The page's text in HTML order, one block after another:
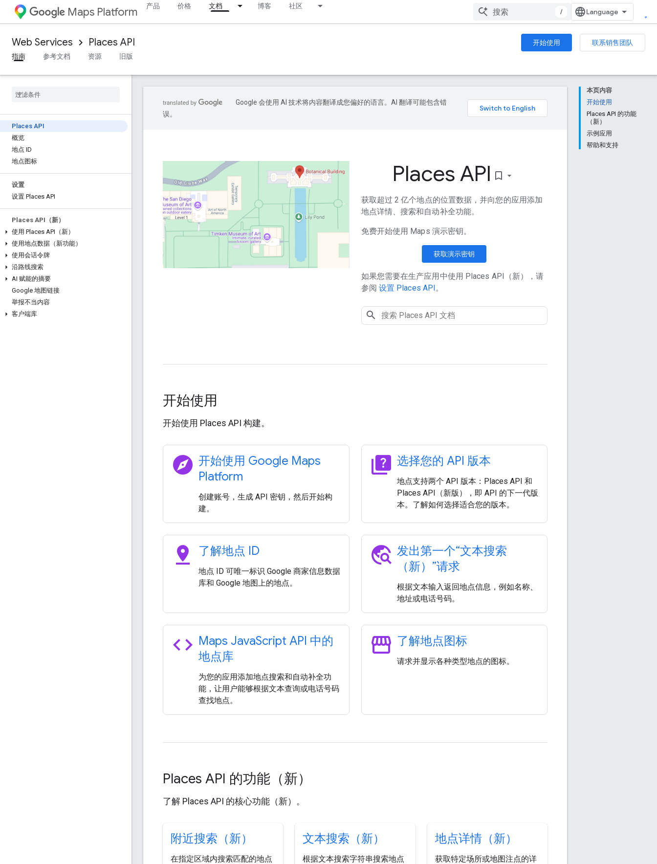
Maps Platform 产品 价格 文档 博客 社区
/
Web Services Places API 开始使用
联系销售团队
指南
参考文档 资源 旧版
Places API
概览
地点 ID
地点图标
设置
设置 Places API
Places API（新）
使用 Places API（新）
使用地点数据（新功能）
使用会话令牌
沿路线搜索
AI 赋能的摘要
Google 地图链接
举报不当内容
客户端库
本页内容
开始使用
Places API 的功能
（新）
示例应用
帮助和支持
Google 会使用 AI 技术将内容翻译成您偏好的语言。AI 翻译可能包含错
误。
Places API bookmark_border
获取超过 2 亿个地点的位置数据，并向您的应用添加
地点详情、搜索和自动补全功能。
免费开始使用 Maps 演示密钥。
获取演示密钥
如果您需要在生产应用中使用 Places API（新），请
参阅 设置 Places API。
开始使用
开始使用 Places API 构建。
explore 开始使用 Google Maps
Platform
创建账号，生成 API 密钥，然后开始构
建。
quiz 选择您的 API 版本
地点支持两个 API 版本：Places API 和
Places API（新版），即 API 的下一代版
本。了解如何选择适合您的版本。
pin_drop 了解地点 ID
地点 ID 可唯一标识 Google 商家信息数据
库和 Google 地图上的地点。
travel_explore 发出第一个“文本搜索
（新）”请求
根据文本输入返回地点信息，例如名称、
地址或电话号码。
code Maps JavaScript API 中的
地点库
为您的应用添加地点搜索和自动补全功
能，让用户能够根据文本查询或电话号码
查找地点。
storefront 了解地点图标
请求并显示各种类型地点的图标。
Places API 的功能（新）
了解 Places API 的核心功能（新）。
附近搜索（新）
在指定区域内搜索匹配的地点
文本搜索（新）
根据文本搜索字符串搜索地点
地点详情（新）
获取特定场所或地图注点的详